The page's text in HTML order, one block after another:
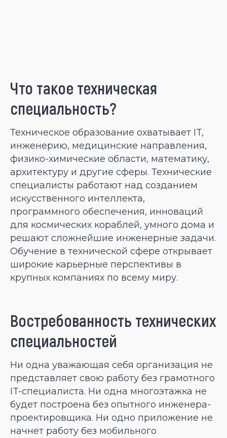
Что такое техническая
специальность?
Техническое образование охватывает IT,
инженерию, медицинские направления,
физико-химические области, математику,
архитектуру и другие сферы. Технические
специалисты работают над созданием
искусственного интеллекта,
программного обеспечения, инноваций
для космических кораблей, умного дома и
решают сложнейшие инженерные задачи.
Обучение в технической сфере открывает
широкие карьерные перспективы в
крупных компаниях по всему миру.
Востребованность технических
специальностей
Ни одна уважающая себя организация не
представляет свою работу без грамотного
IT-специалиста. Ни одна многоэтажка не
будет построена без опытного инженера-
проектировщика. Ни одно приложение не
начнет работу без мобильного